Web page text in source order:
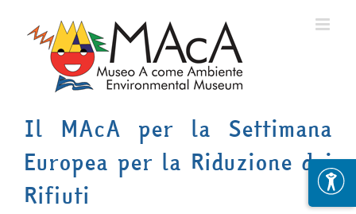
Il MAcA per la Settimana
Europea per la Riduzione dei
Rifiuti